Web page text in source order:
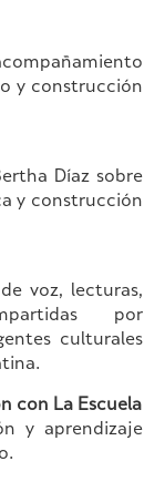
y construcción
Díaz sobre
y construcción
voz, lecturas,
por
culturales
con La Escuela
y aprendizaje